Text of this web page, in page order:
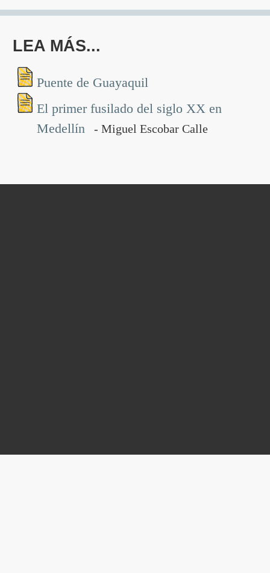
LEA MÁS...
Puente de Guayaquil
El primer fusilado del siglo XX en
Medellín
- Miguel Escobar Calle